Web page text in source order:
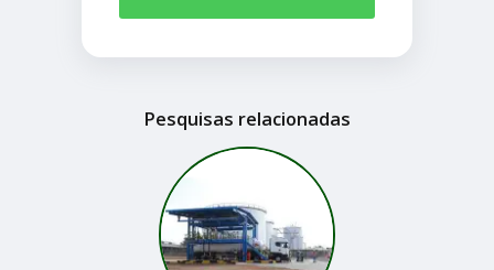
Pesquisas relacionadas